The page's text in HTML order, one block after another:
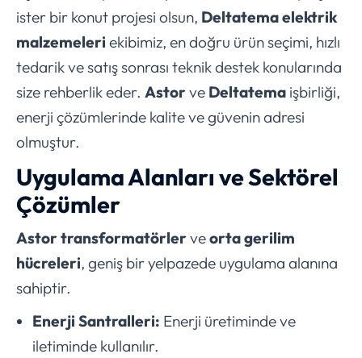
ister bir konut projesi olsun, Deltatema elektrik
malzemeleri ekibimiz, en doğru ürün seçimi, hızlı
tedarik ve satış sonrası teknik destek konularında
size rehberlik eder. Astorve Deltatema işbirliği,
enerji çözümlerinde kalite ve güvenin adresi
olmuştur.
Uygulama Alanları ve Sektörel
Çözümler
Astor transformatörlerveorta gerilim
hücreleri, geniş bir yelpazede uygulama alanına
sahiptir.
Enerji Santralleri: Enerji üretiminde ve
iletiminde kullanılır.